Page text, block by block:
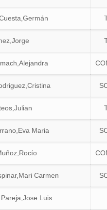
Maria
Carmen
Luis